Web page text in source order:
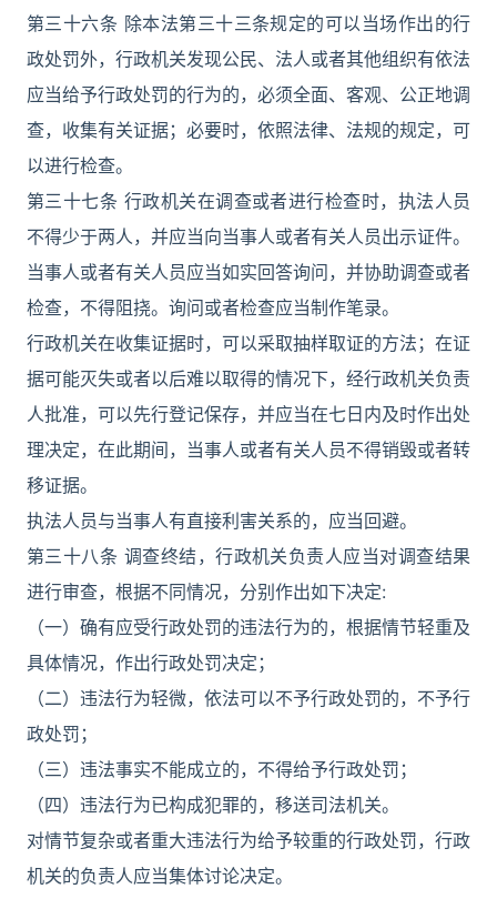
第三十六条 除本法第三十三条规定的可以当场作出的行
政处罚外，行政机关发现公民、法人或者其他组织有依法
应当给予行政处罚的行为的，必须全面、客观、公正地调
查，收集有关证据；必要时，依照法律、法规的规定，可
以进行检查。
第三十七条 行政机关在调查或者进行检查时，执法人员
不得少于两人，并应当向当事人或者有关人员出示证件。
当事人或者有关人员应当如实回答询问，并协助调查或者
检查，不得阻挠。询问或者检查应当制作笔录。
行政机关在收集证据时，可以采取抽样取证的方法；在证
据可能灭失或者以后难以取得的情况下，经行政机关负责
人批准，可以先行登记保存，并应当在七日内及时作出处
理决定，在此期间，当事人或者有关人员不得销毁或者转
移证据。
执法人员与当事人有直接利害关系的，应当回避。
第三十八条 调查终结，行政机关负责人应当对调查结果
进行审查，根据不同情况，分别作出如下决定:
（一）确有应受行政处罚的违法行为的，根据情节轻重及
具体情况，作出行政处罚决定；
（二）违法行为轻微，依法可以不予行政处罚的，不予行
政处罚；
（三）违法事实不能成立的，不得给予行政处罚；
（四）违法行为已构成犯罪的，移送司法机关。
对情节复杂或者重大违法行为给予较重的行政处罚，行政
机关的负责人应当集体讨论决定。